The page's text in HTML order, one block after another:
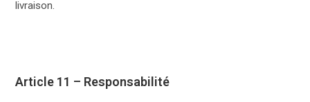
livraison.
Article 11 – Responsabilité